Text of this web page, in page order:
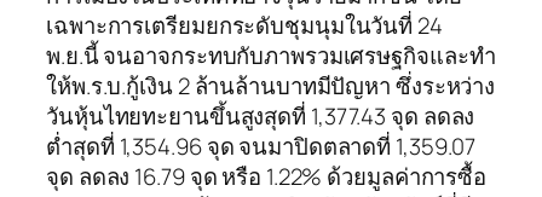
เฉพาะการเตรียมยกระดับชุมนุมในวันที่ 24
พ.ย.นี้ จนอาจกระทบกับภาพรวมเศรษฐกิจและทำ
ให้พ.ร.บ.กู้เงิน 2 ล้านล้านบาทมีปัญหา ซึ่งระหว่าง
วันหุ้นไทยทะยานขึ้นสูงสุดที่ 1,377.43 จุด ลดลง
ต่ำสุดที่ 1,354.96 จุด จนมาปิดตลาดที่ 1,359.07
จุด ลดลง 16.79 จุด หรือ 1.22% ด้วยมูลค่าการซื้อ